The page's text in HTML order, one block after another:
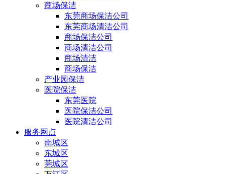
商场保洁
东莞商场保洁公司
东莞商场清洁公司
商场保洁公司
商场清洁公司
商场清洁
商场保洁
产业园保洁
医院保洁
东莞医院
医院保洁公司
医院清洁公司
服务网点
南城区
东城区
莞城区